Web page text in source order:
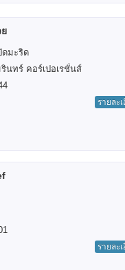
ดมะริด
นทร์ คอร์เปอเรชั่นส์
รายละ
รายละ